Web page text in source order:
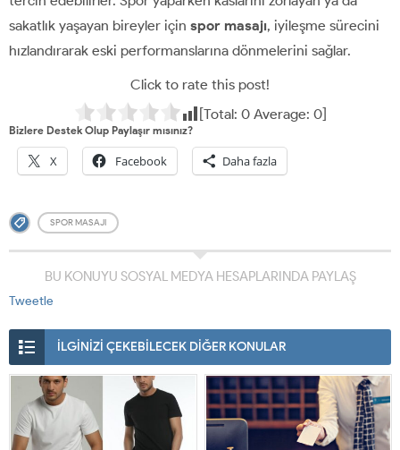
sakatlık yaşayan bireyler için spor masajı, iyileşme sürecini
hızlandırarak eski performanslarına dönmelerini sağlar.
Click to rate this post!
[Total: 0Average: 0]
Bizlere Destek Olup Paylaşır mısınız?
X Facebook Daha fazla
SPOR MASAJI
BU KONUYU SOSYAL MEDYA HESAPLARINDA PAYLAŞ
Tweetle
İLGİNİZİ ÇEKEBİLECEK DİĞER KONULAR